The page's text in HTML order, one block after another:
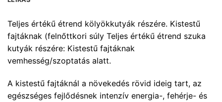
Teljes értékű étrend kölyökkutyák részére. Kistestű
fajtáknak (felnőttkori súly Teljes értékű étrend szuka
kutyák részére: Kistestű fajtáknak
vemhesség/szoptatás alatt.
A kistestű fajtáknál a növekedés rövid ideig tart, az
egészséges fejlődésnek intenzív energia-, fehérje- és